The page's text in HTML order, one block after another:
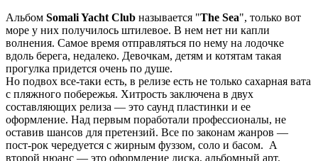
Альбом Somali Yacht Club называется "The Sea", только вот
море у них получилось штилевое. В нем нет ни капли
волнения. Самое время отправляться по нему на лодочке
вдоль берега, недалеко. Девочкам, детям и котятам такая
прогулка придется очень по душе.
Но подвох все-таки есть, в релизе есть не только сахарная вата
с пляжного побережья. Хитрость заключена в двух
составляющих релиза — это саунд пластинки и ее
оформление. Над первым поработали профессионалы, не
оставив шансов для претензий. Все по законам жанров —
пост-рок чередуется с жирным фуззом, соло и басом. А
второй нюанс — это оформление диска, альбомный арт.